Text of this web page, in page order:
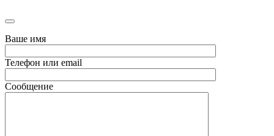
Ваше имя
Телефон или email
Сообщение